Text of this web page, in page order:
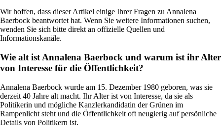
Wir hoffen, dass dieser Artikel einige Ihrer Fragen zu Annalena
Baerbock beantwortet hat. Wenn Sie weitere Informationen suchen,
wenden Sie sich bitte direkt an offizielle Quellen und
Informationskanäle.
Wie alt ist Annalena Baerbock und warum ist ihr Alter
von Interesse für die Öffentlichkeit?
Annalena Baerbock wurde am 15. Dezember 1980 geboren, was sie
derzeit 40 Jahre alt macht. Ihr Alter ist von Interesse, da sie als
Politikerin und mögliche Kanzlerkandidatin der Grünen im
Rampenlicht steht und die Öffentlichkeit oft neugierig auf persönliche
Details von Politikern ist.